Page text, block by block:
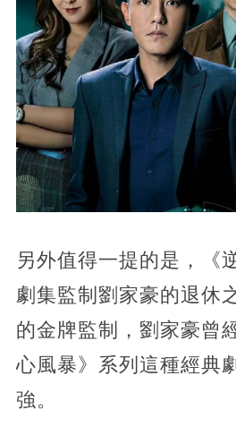
另外值得一提的是，《
劇集監制劉家豪的退休
的金牌監制，劉家豪曾
心風暴》系列這種經典
強。